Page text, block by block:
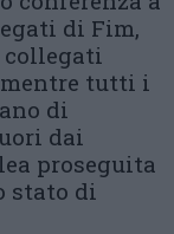
di Fim,
collegati
tutti i
di
dai
proseguita
stato di